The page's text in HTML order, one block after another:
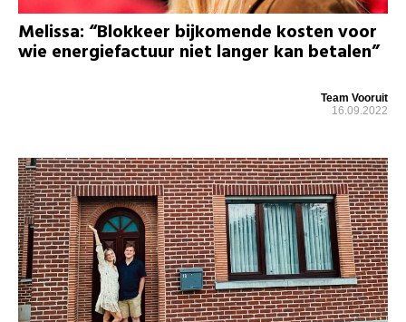
Melissa: “Blokkeer bijkomende kosten voor
wie energiefactuur niet langer kan betalen”
Team Vooruit
16.09.2022